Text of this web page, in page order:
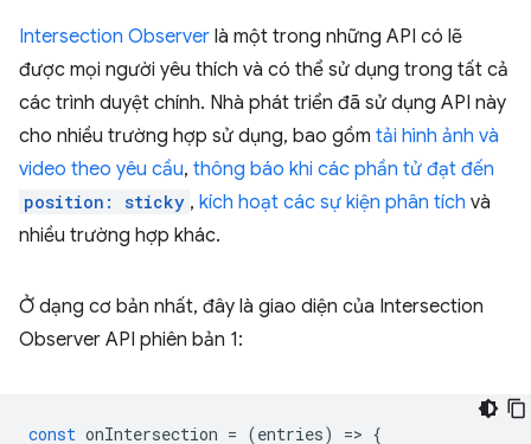
Intersection Observer là một trong những API có lẽ
được mọi người yêu thích và có thể sử dụng trong tất cả
các trình duyệt chính. Nhà phát triển đã sử dụng API này
cho nhiều trường hợp sử dụng, bao gồm tải hình ảnh và
video theo yêu cầu, thông báo khi các phần tử đạt đến
position: sticky , kích hoạt các sự kiện phân tích và
nhiều trường hợp khác.
Ở dạng cơ bản nhất, đây là giao diện của Intersection
Observer API phiên bản 1:
const onIntersection = (entries) => {